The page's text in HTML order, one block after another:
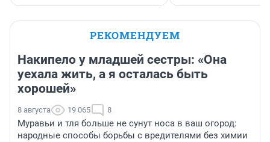
РЕКОМЕНДУЕМ
Накипело у младшей сестры: «Она
уехала жить, а я осталась быть
хорошей»
8 августа 19 065 8
Муравьи и тля больше не сунут носа в ваш огород:
народные способы борьбы с вредителями без химии